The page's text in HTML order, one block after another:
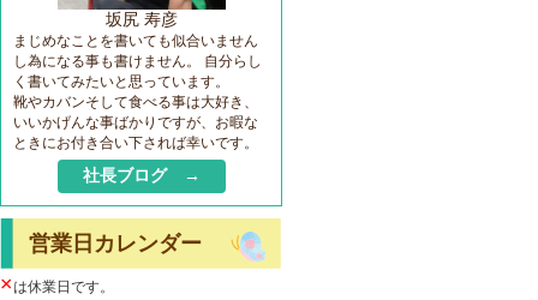
坂尻 寿彦
まじめなことを書いても似合いません
し為になる事も書けません。 自分らし
く書いてみたいと思っています。
靴やカバンそして食べる事は大好き、
いいかげんな事ばかりですが、お暇な
ときにお付き合い下されば幸いです。
社長ブログ →
営業日カレンダー
×は休業日です。